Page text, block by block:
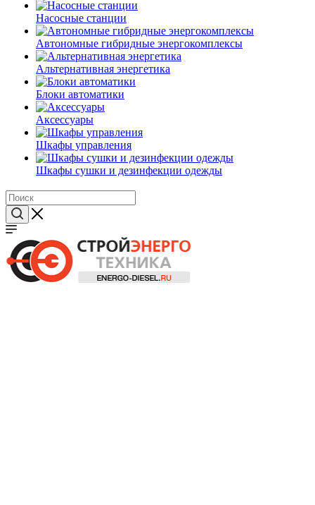
Насосные станции
Автономные гибридные энергокомплексы
Альтернативная энергетика
Блоки автоматики
Аксессуары
Шкафы управления
Шкафы сушки и дезинфекции одежды